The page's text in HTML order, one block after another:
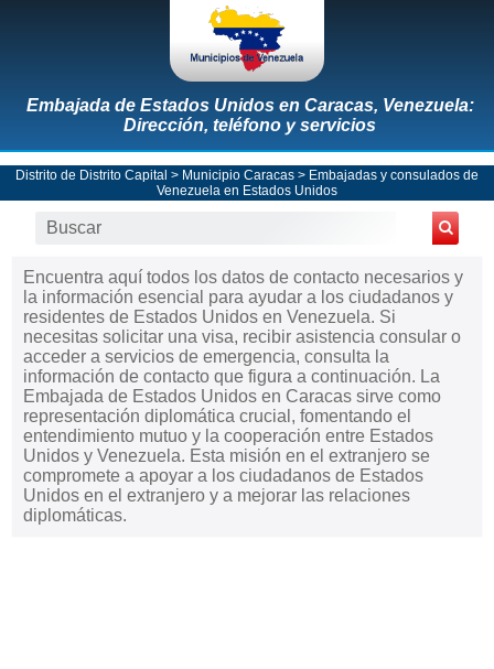
Embajada de Estados Unidos en Caracas, Venezuela:
Dirección, teléfono y servicios
Distrito de Distrito Capital > Municipio Caracas > Embajadas y consulados de
Venezuela en Estados Unidos
Encuentra aquí todos los datos de contacto necesarios y
la información esencial para ayudar a los ciudadanos y
residentes de Estados Unidos en Venezuela. Si
necesitas solicitar una visa, recibir asistencia consular o
acceder a servicios de emergencia, consulta la
información de contacto que figura a continuación. La
Embajada de Estados Unidos en Caracas sirve como
representación diplomática crucial, fomentando el
entendimiento mutuo y la cooperación entre Estados
Unidos y Venezuela. Esta misión en el extranjero se
compromete a apoyar a los ciudadanos de Estados
Unidos en el extranjero y a mejorar las relaciones
diplomáticas.